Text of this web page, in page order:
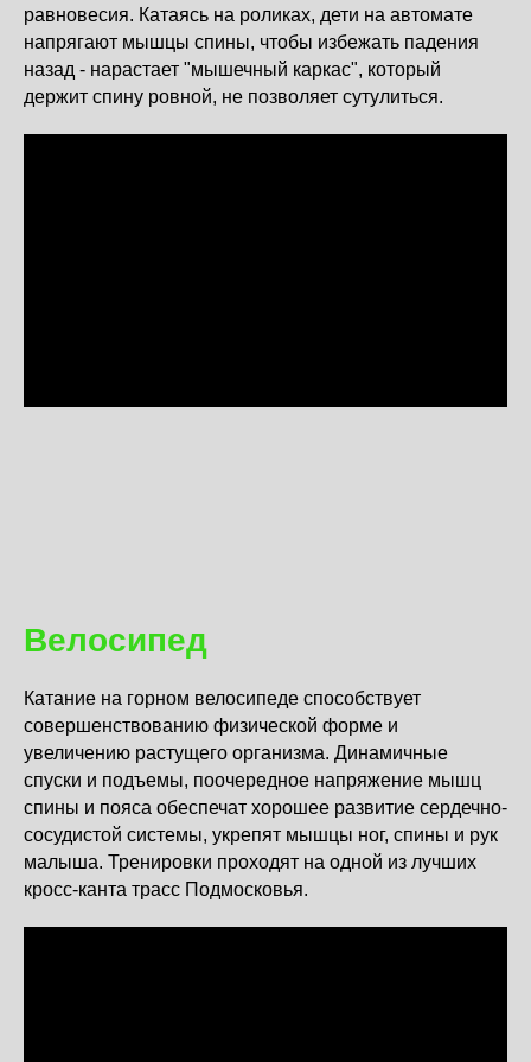
равновесия. Катаясь на роликах, дети на автомате
напрягают мышцы спины, чтобы избежать падения
назад - нарастает "мышечный каркас", который
держит спину ровной, не позволяет сутулиться.
Велосипед
Катание на горном велосипеде способствует
совершенствованию физической форме и
увеличению растущего организма. Динамичные
спуски и подъемы, поочередное напряжение мышц
спины и пояса обеспечат хорошее развитие сердечно-
сосудистой системы, укрепят мышцы ног, спины и рук
малыша. Тренировки проходят на одной из лучших
кросс-канта трасс Подмосковья.